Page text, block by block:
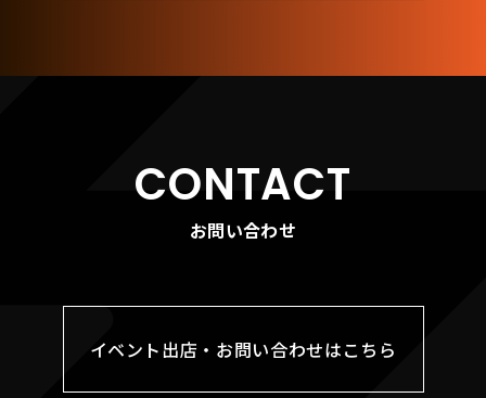
CONTACT
お問い合わせ
イベント出店・お問い合わせはこちら